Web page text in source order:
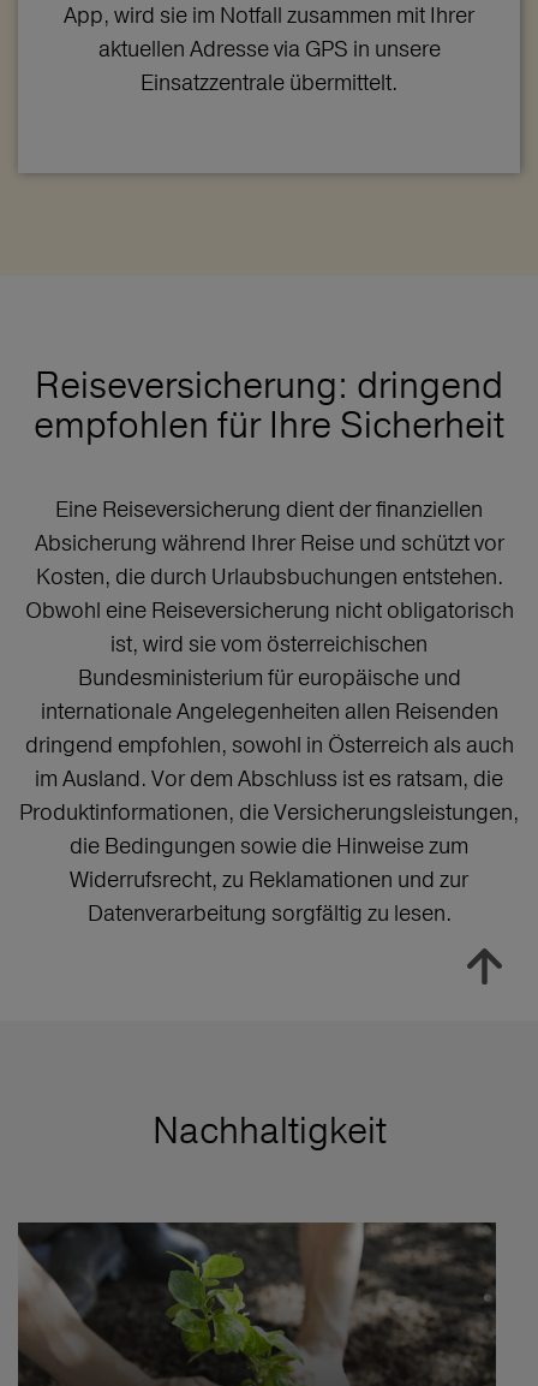
App, wird sie im Notfall zusammen mit Ihrer
aktuellen Adresse via GPS in unsere
Einsatzzentrale übermittelt.
Reiseversicherung: dringend
empfohlen für Ihre Sicherheit
Eine Reiseversicherung dient der finanziellen
Absicherung während Ihrer Reise und schützt vor
Kosten, die durch Urlaubsbuchungen entstehen.
Obwohl eine Reiseversicherung nicht obligatorisch
ist, wird sie vom österreichischen
Bundesministerium für europäische und
internationale Angelegenheiten allen Reisenden
dringend empfohlen, sowohl in Österreich als auch
im Ausland. Vor dem Abschluss ist es ratsam, die
Produktinformationen, die Versicherungsleistungen,
die Bedingungen sowie die Hinweise zum
Widerrufsrecht, zu Reklamationen und zur
Datenverarbeitung sorgfältig zu lesen.
Nachhaltigkeit